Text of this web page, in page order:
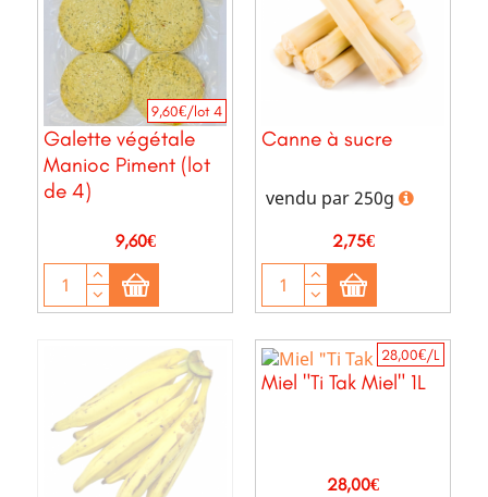
Galette végétale
Manioc Piment (lot
de 4)
9,60€/lot 4
Prix
9,60€
Canne à sucre
vendu par 250g
Prix
2,75€
Miel "Ti Tak Miel" 1L
28,00€/L
Prix
28,00€